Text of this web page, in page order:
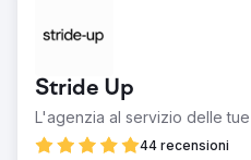
una struttura multi-paese/
30%, ROAS aumentato di 10
crescita misurabile, ripetibile
sanitario
Vai alla
Stride Up
L'agenzia al servizio delle
44 recensioni